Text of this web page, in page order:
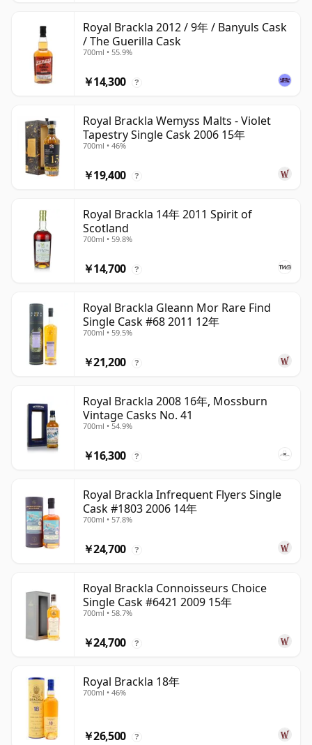
Royal Brackla 2012 / 9年 / Banyuls Cask
/ The Guerilla Cask
700ml • 55.9%
￥14,300 ?
Royal Brackla Wemyss Malts - Violet
Tapestry Single Cask 2006 15年
700ml • 46%
￥19,400 ?
Royal Brackla 14年 2011 Spirit of
Scotland
700ml • 59.8%
￥14,700 ?
Royal Brackla Gleann Mor Rare Find
Single Cask #68 2011 12年
700ml • 59.5%
￥21,200 ?
Royal Brackla 2008 16年, Mossburn
Vintage Casks No. 41
700ml • 54.9%
￥16,300 ?
Royal Brackla Infrequent Flyers Single
Cask #1803 2006 14年
700ml • 57.8%
￥24,700 ?
Royal Brackla Connoisseurs Choice
Single Cask #6421 2009 15年
700ml • 58.7%
￥24,700 ?
Royal Brackla 18年
700ml • 46%
￥26,500 ?